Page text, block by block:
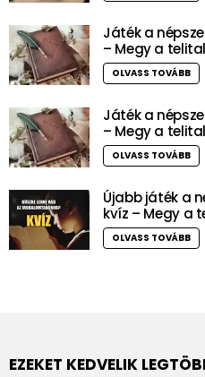
Játék a
– Megy a
OLVASS TOVÁBB
Játék a
– Megy a
OLVASS TOVÁBB
Újabb játék a
kvíz – Megy a
OLVASS TOVÁBB
EZEKET KEDVELIK